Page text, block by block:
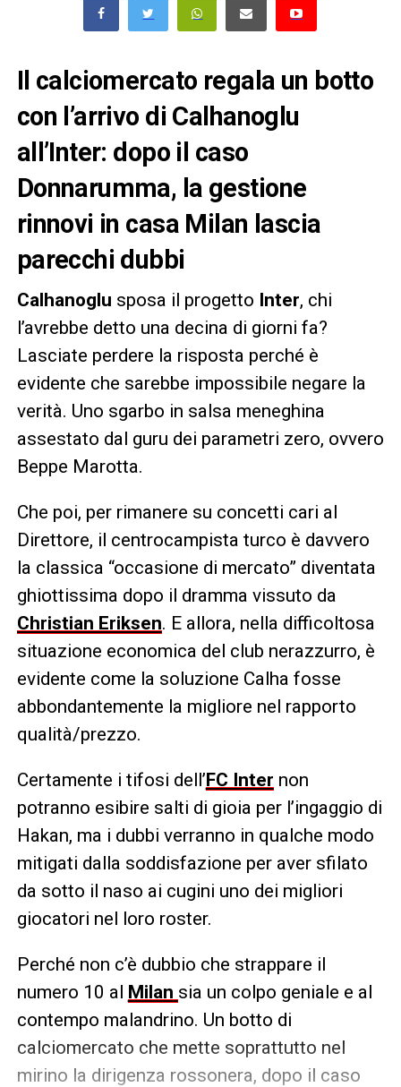
Il calciomercato regala un botto
con l’arrivo di Calhanoglu
all’Inter: dopo il caso
Donnarumma, la gestione
rinnovi in casa Milan lascia
parecchi dubbi
Calhanoglu sposa il progetto Inter, chi
l’avrebbe detto una decina di giorni fa?
Lasciate perdere la risposta perché è
evidente che sarebbe impossibile negare la
verità. Uno sgarbo in salsa meneghina
assestato dal guru dei parametri zero, ovvero
Beppe Marotta.
Che poi, per rimanere su concetti cari al
Direttore, il centrocampista turco è davvero
la classica “occasione di mercato” diventata
ghiottissima dopo il dramma vissuto da
Christian Eriksen. E allora, nella difficoltosa
situazione economica del club nerazzurro, è
evidente come la soluzione Calha fosse
abbondantemente la migliore nel rapporto
qualità/prezzo.
Certamente i tifosi dell’FC Inter non
potranno esibire salti di gioia per l’ingaggio di
Hakan, ma i dubbi verranno in qualche modo
mitigati dalla soddisfazione per aver sfilato
da sotto il naso ai cugini uno dei migliori
giocatori nel loro roster.
Perché non c’è dubbio che strappare il
numero 10 al Milan sia un colpo geniale e al
contempo malandrino. Un botto di
calciomercato che mette soprattutto nel
mirino la dirigenza rossonera, dopo il caso